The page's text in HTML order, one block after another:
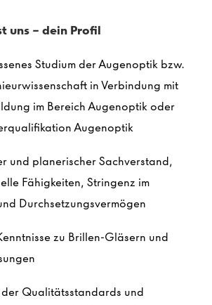
uns - dein Profil
Studium der Augenoptik bzw.
in Verbindung mit
im Bereich Augenoptik oder
Augenoptik
und planerischer Sachverstand,
Fähigkeiten, Stringenz im
Durchsetzungsvermögen
zu Brillen-Gläsern und
der Qualitätsstandards und